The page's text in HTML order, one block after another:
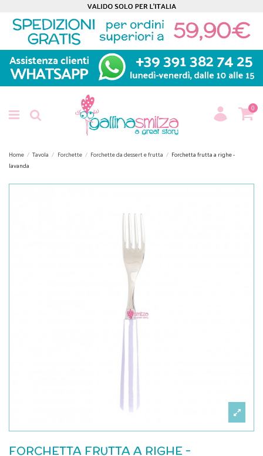
0
Home Tavola Forchette Forchette da dessert e frutta
Forchetta frutta a righe -
lavanda
FORCHETTA FRUTTA A RIGHE -